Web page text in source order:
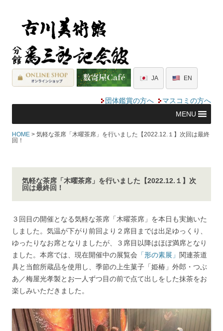
JA EN
団体鑑賞の方へ
マスコミの方へ
MENU
HOME > 気軽な茶席「木曜茶席」を行いました【2022.12.１】次回は最終
回！
気軽な茶席「木曜茶席」を行いました【2022.12.１】次
回は最終回！
３回目の開催となる気軽な茶席「木曜茶席」を本日も実施いた
しました。気温が下がり前回より２席目までは出足ゆっくり、
ゆったりなお席となりましたが、３席目以降はほぼ満席となり
ました。本席では、現在開催中の展覧会 「形の素展」 関連茶道
具と当館所蔵品を使用し、季節の上生菓子「姫椿」外郎・つぶ
あ／梅屋光孝製とお一人ずつ目の前で点て出しをした抹茶をお
楽しみいただきました。